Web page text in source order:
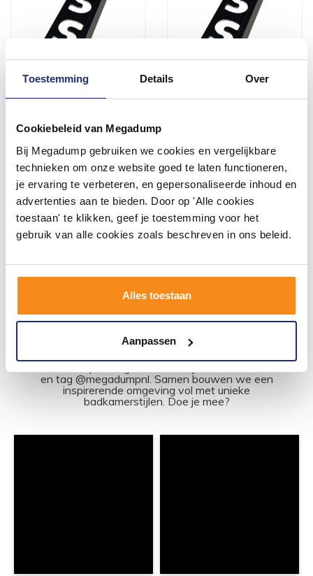
Toestemming Details Over
Cookiebeleid van Megadump
Bij Megadump gebruiken we cookies en vergelijkbare
technieken om onze website goed te laten functioneren,
je ervaring te verbeteren, en gepersonaliseerde inhoud en
advertenties aan te bieden. Door op 'Alle cookies
toestaan' te klikken, geef je toestemming voor het
gebruik van alle cookies zoals beschreven in ons beleid.
Alles toestaan
Aanpassen
10 Werkdagen
30,00
Meer info
30,00
Meer info
1 2
#mijndroombadkamer
en tag @megadumpnl. Samen bouwen we een
inspirerende omgeving vol met unieke
badkamerstijlen. Doe je mee?